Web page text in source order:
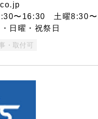
〜16:30 土曜8:30
日曜・祝祭日
・取付可